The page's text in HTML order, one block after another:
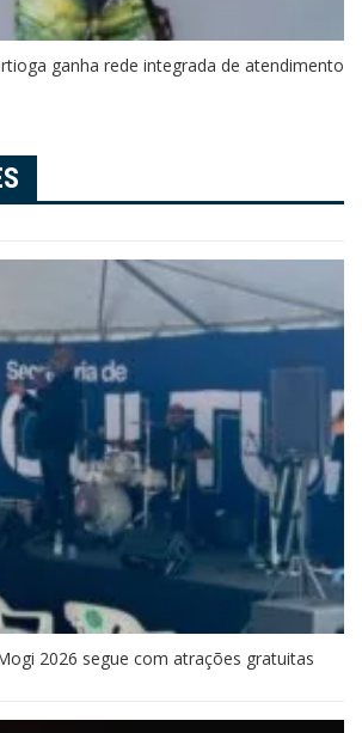
ganha rede integrada de atendimento
2026 segue com atrações gratuitas